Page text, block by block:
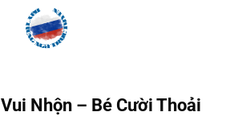
Nhộn – Bé Cười Thoải